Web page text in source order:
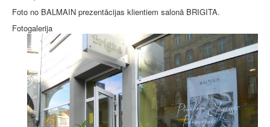
Foto no BALMAIN prezentācijas klientiem salonā BRIGITA.
Fotogalerija